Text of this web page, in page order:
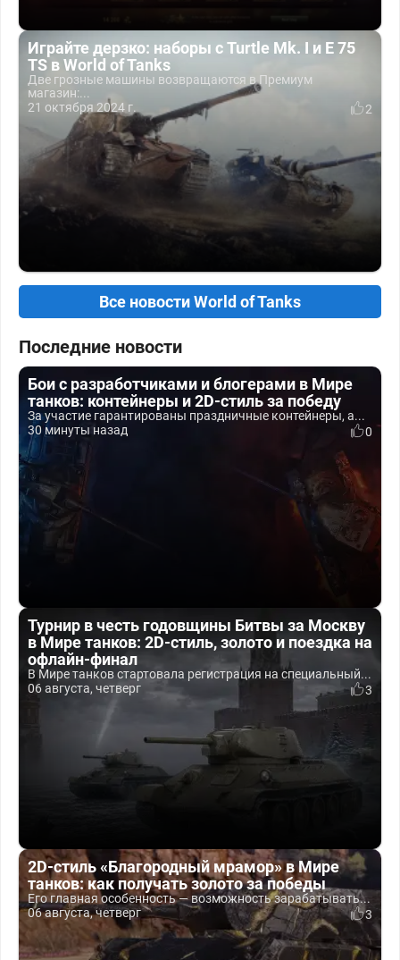
Играйте дерзко: наборы с Turtle Mk. I и E 75
TS в World of Tanks
Две грозные машины возвращаются в Премиум
магазин:...
21 октября 2024 г.
2
Все новости World of Tanks
Последние новости
Бои с разработчиками и блогерами в Мире
танков: контейнеры и 2D-стиль за победу
За участие гарантированы праздничные контейнеры, а...
30 минуты назад
0
Турнир в честь годовщины Битвы за Москву
в Мире танков: 2D-стиль, золото и поездка на
офлайн-финал
В Мире танков стартовала регистрация на специальный...
06 августа, четверг
3
2D-стиль «Благородный мрамор» в Мире
танков: как получать золото за победы
Его главная особенность — возможность зарабатывать...
06 августа, четверг
3